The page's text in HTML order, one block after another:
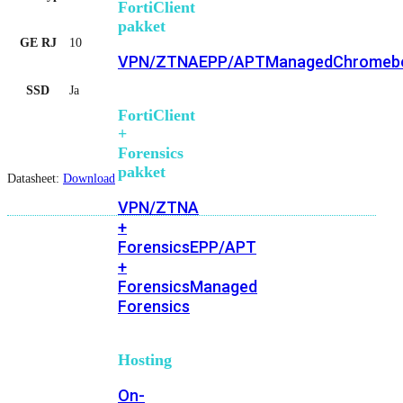
FortiClient
pakket
VPN/ZTNAEPP/APTManaged
FortiClient
+
Forensics
pakket
VPN/ZTNA
+
ForensicsEPP/APT
+
ForensicsManaged
Forensics
Hosting
On-
GE RJ 10
SSD Ja
Datasheet: Download